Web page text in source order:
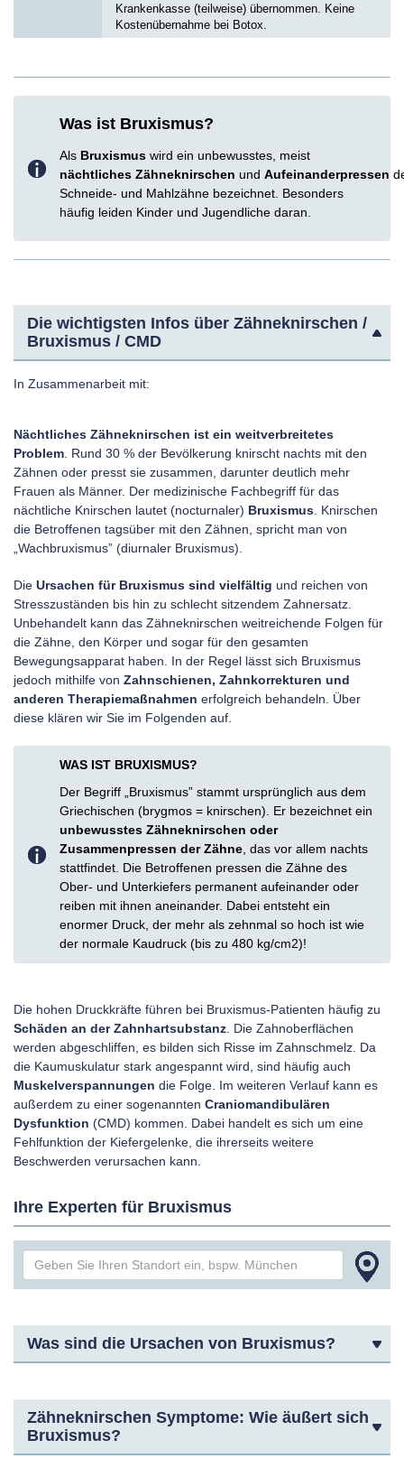
Krankenkasse (teilweise) übernommen. Keine
Kostenübernahme bei Botox.
Was ist Bruxismus?
Als Bruxismus wird ein unbewusstes, meist
nächtliches Zähneknirschen und Aufeinanderpressen
Schneide- und Mahlzähne bezeichnet. Besonders
häufig leiden Kinder und Jugendliche daran.
Die wichtigsten Infos über Zähneknirschen /
Bruxismus / CMD
In Zusammenarbeit mit:
Nächtliches Zähneknirschen ist ein weitverbreitetes
Problem . Rund 30 % der Bevölkerung knirscht nachts mit den
Zähnen oder presst sie zusammen, darunter deutlich mehr
Frauen als Männer. Der medizinische Fachbegriff für das
nächtliche Knirschen lautet (nocturnaler) Bruxismus . Knirschen
die Betroffenen tagsüber mit den Zähnen, spricht man von
„Wachbruxismus” (diurnaler Bruxismus).
Die Ursachen für Bruxismus sind vielfältig und reichen von
Stresszuständen bis hin zu schlecht sitzendem Zahnersatz.
Unbehandelt kann das Zähneknirschen weitreichende Folgen für
die Zähne, den Körper und sogar für den gesamten
Bewegungsapparat haben. In der Regel lässt sich Bruxismus
jedoch mithilfe von Zahnschienen, Zahnkorrekturen und
anderen Therapiemaßnahmen erfolgreich behandeln. Über
diese klären wir Sie im Folgenden auf.
WAS IST BRUXISMUS?
Der Begriff „Bruxismus” stammt ursprünglich aus dem
Griechischen (brygmos = knirschen). Er bezeichnet ein
unbewusstes Zähneknirschen oder
Zusammenpressen der Zähne , das vor allem nachts
stattfindet. Die Betroffenen pressen die Zähne des
Ober- und Unterkiefers permanent aufeinander oder
reiben mit ihnen aneinander. Dabei entsteht ein
enormer Druck, der mehr als zehnmal so hoch ist wie
der normale Kaudruck (bis zu 480 kg/cm2)!
Die hohen Druckkräfte führen bei Bruxismus-Patienten häufig zu
Schäden an der Zahnhartsubstanz . Die Zahnoberflächen
werden abgeschliffen, es bilden sich Risse im Zahnschmelz. Da
die Kaumuskulatur stark angespannt wird, sind häufig auch
Muskelverspannungen die Folge. Im weiteren Verlauf kann es
außerdem zu einer sogenannten Craniomandibulären
Dysfunktion (CMD) kommen. Dabei handelt es sich um eine
Fehlfunktion der Kiefergelenke, die ihrerseits weitere
Beschwerden verursachen kann.
Ihre Experten für Bruxismus
Was sind die Ursachen von Bruxismus?
Zähneknirschen Symptome: Wie äußert sich
Bruxismus?